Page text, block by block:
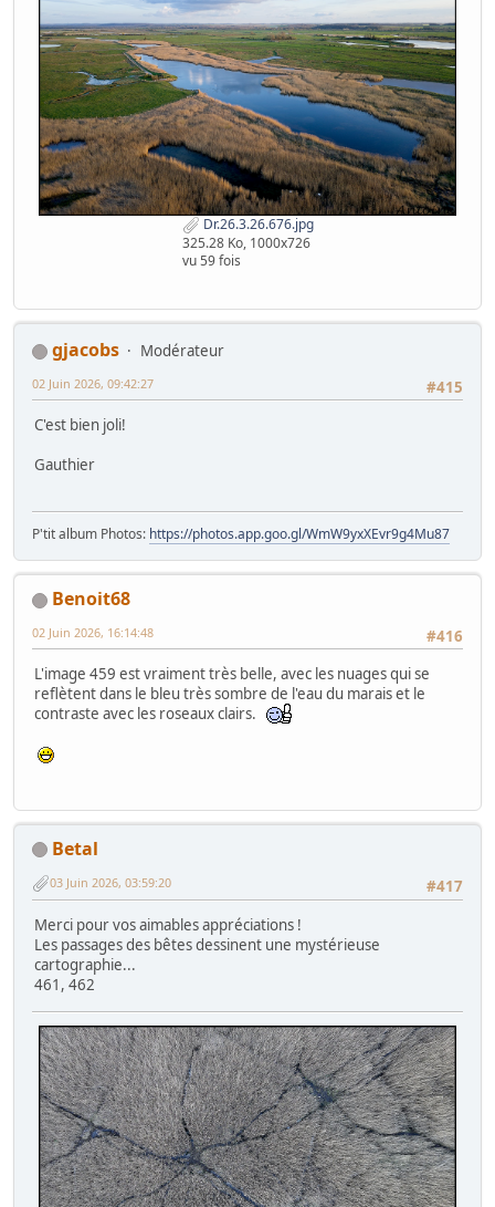
Dr.26.3.26.676.jpg
325.28 Ko, 1000x726
vu 59 fois
gjacobs
Modérateur
#415
02 Juin 2026, 09:42:27
C'est bien joli!
Gauthier
P'tit album Photos: https://photos.app.goo.gl/WmW9yxXEvr9g4Mu87
Benoit68
#416
02 Juin 2026, 16:14:48
L'image 459 est vraiment très belle, avec les nuages qui se
reflètent dans le bleu très sombre de l'eau du marais et le
contraste avec les roseaux clairs.
Betal
#417
03 Juin 2026, 03:59:20
Merci pour vos aimables appréciations !
Les passages des bêtes dessinent une mystérieuse
cartographie...
461, 462